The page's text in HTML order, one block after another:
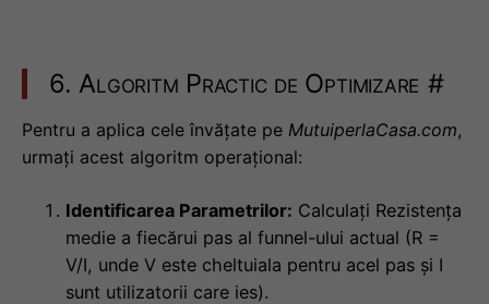
6. Algoritm Practic de Optimizare #
Pentru a aplica cele învățate pe MutuiperlaCasa.com,
urmați acest algoritm operațional:
Identificarea Parametrilor: Calculați Rezistența
medie a fiecărui pas al funnel-ului actual (R =
V/I, unde V este cheltuiala pentru acel pas și I
sunt utilizatorii care ies).